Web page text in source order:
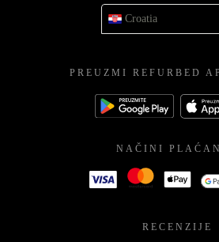
Croatia
PREUZMI REFURBED
NAČINI
RECENZIJE